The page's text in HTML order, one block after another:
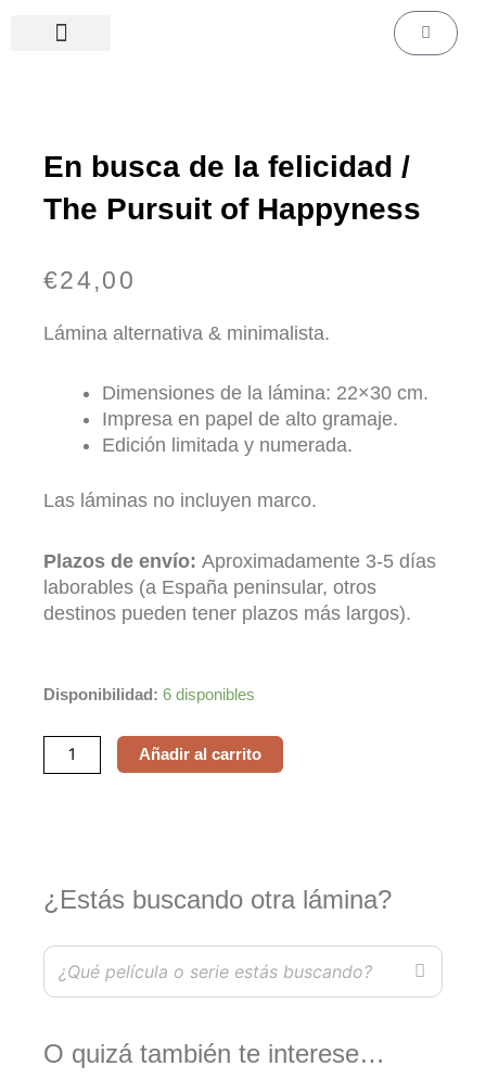
Carrito
En busca de la felicidad /
The Pursuit of Happyness
€24,00
Lámina alternativa & minimalista.
Dimensiones de la lámina: 22×30 cm.
Impresa en papel de alto gramaje.
Edición limitada y numerada.
Las láminas no incluyen marco.
Plazos de envío: Aproximadamente 3-5 días
laborables (a España peninsular, otros
destinos pueden tener plazos más largos).
Disponibilidad: 6 disponibles
En
la
of
cantidad
Añadir al carrito
¿Estás buscando otra lámina?
O quizá también te interese…